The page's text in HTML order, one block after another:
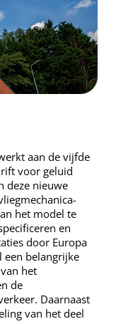
aan de vijfde
voor geluid
deze nieuwe
het model te
en
door Europa
een belangrijke
het
de
Daarnaast
van het deel